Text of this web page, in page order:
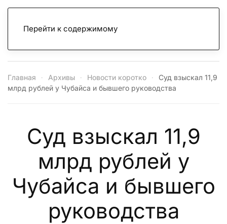
Перейти к содержимому
Главная Архивы Новости коротко
Суд взыскал 11,9
млрд рублей у Чубайса и бывшего руководства
Суд взыскал 11,9
млрд рублей у
Чубайса и бывшего
руководства